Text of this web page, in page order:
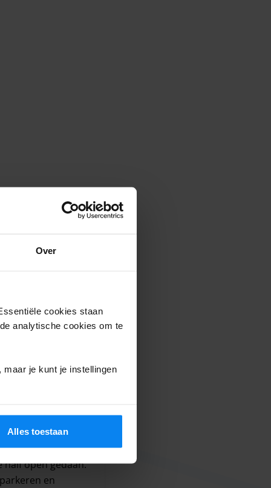
Over
cookies staan
analytische cookies om te
je kunt je instellingen
Alles toestaan
07/2026
plaats en bij
was erg kortaf
achterin"
en roept" ja, zo
geven tijdens het
half open gedaan.
en